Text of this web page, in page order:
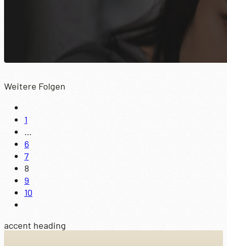
Weitere Folgen
1
…
6
7
8
9
10
accent heading